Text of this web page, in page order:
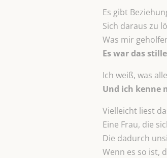
Es gibt
Sich daraus zu
Was mir
Es war das
Ich weiß, was
Und ich kenne
Vielleicht liest
Eine Frau, die
Die dadurch
Wenn es so ist,